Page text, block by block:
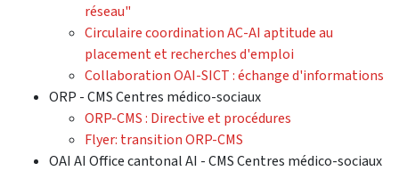
réseau"
Circulaire coordination AC-AI aptitude au
placement et recherches d'emploi
Collaboration OAI-SICT : échange d'informations
ORP - CMS Centres médico-sociaux
ORP-CMS : Directive et procédures
Flyer: transition ORP-CMS
OAI AI Office cantonal AI - CMS Centres médico-sociaux